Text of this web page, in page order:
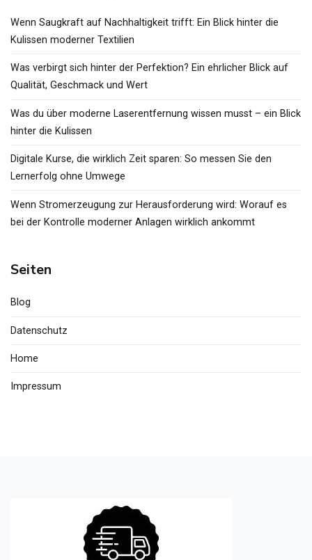
Wenn Saugkraft auf Nachhaltigkeit trifft: Ein Blick hinter die
Kulissen moderner Textilien
Was verbirgt sich hinter der Perfektion? Ein ehrlicher Blick auf
Qualität, Geschmack und Wert
Was du über moderne Laserentfernung wissen musst – ein Blick
hinter die Kulissen
Digitale Kurse, die wirklich Zeit sparen: So messen Sie den
Lernerfolg ohne Umwege
Wenn Stromerzeugung zur Herausforderung wird: Worauf es
bei der Kontrolle moderner Anlagen wirklich ankommt
Seiten
Blog
Datenschutz
Home
Impressum